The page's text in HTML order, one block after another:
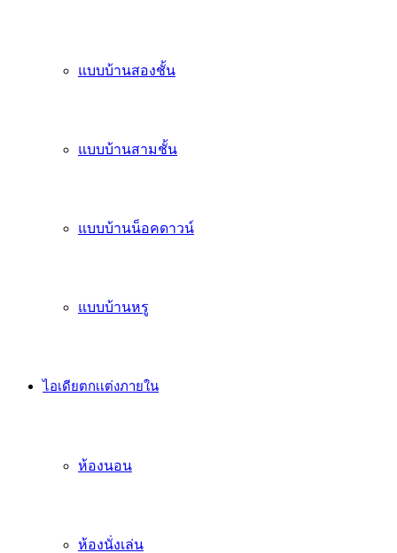
แบบบ้านสองชั้น
แบบบ้านสามชั้น
แบบบ้านน็อคดาวน์
แบบบ้านหรู
ไอเดียตกเเต่งภายใน
ห้องนอน
ห้องนั่งเล่น